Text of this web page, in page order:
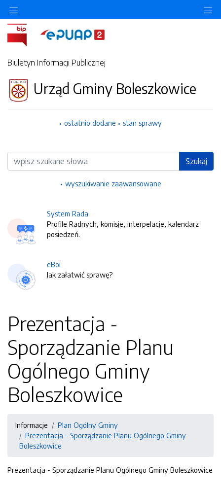
Biuletyn Informacji Publicznej
Urząd Gminy Boleszkowice
ostatnio dodane stan sprawy
Wyszukiwarka Szukaj
wyszukiwanie zaawansowane
System Rada
Profile Radnych, komisje, interpelacje, kalendarz
posiedzeń.
eBoi
Jak załatwić sprawę?
Prezentacja -
Sporządzanie Planu
Ogólnego Gminy
Boleszkowice
Informacje
Plan Ogólny Gminy
Prezentacja - Sporządzanie Planu Ogólnego Gminy
Boleszkowice
Prezentacja - Sporządzanie Planu Ogólnego Gminy Boleszkowice